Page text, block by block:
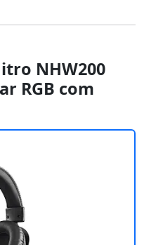
NHW200
RGB com